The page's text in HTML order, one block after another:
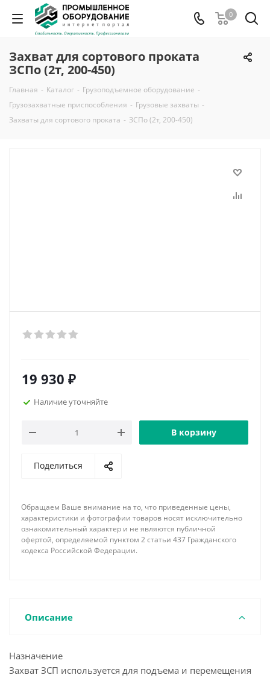
0
Захват для сортового проката
ЗСПо (2т, 200-450)
Главная - Каталог - Грузоподъемное оборудование -
Грузозахватные приспособления - Грузовые захваты -
Захваты для сортового проката - ЗСПо (2т, 200-450)
19 930 ₽
Наличие уточняйте
В корзину
Поделиться
Обращаем Ваше внимание на то, что приведенные цены,
характеристики и фотографии товаров носят исключительно
ознакомительный характер и не являются публичной
офертой, определяемой пунктом 2 статьи 437 Гражданского
кодекса Российской Федерации.
Описание
Назначение
Захват ЗСП используется для подъема и перемещения